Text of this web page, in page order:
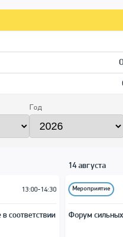
Год
13:00-14:30
соответствии
14 августа
Мероприятие
Форум